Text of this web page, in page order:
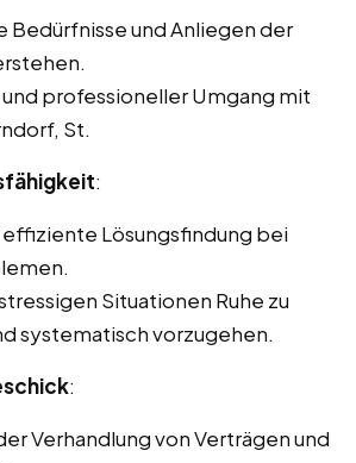
Bedürfnisse und Anliegen der
professioneller Umgang mit
St.
:
Lösungsfindung bei
Situationen Ruhe zu
systematisch vorzugehen.
:
Verhandlung von Verträgen und